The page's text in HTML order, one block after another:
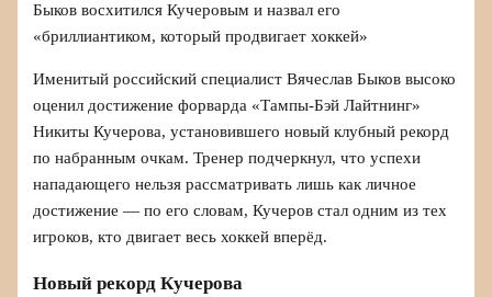
Быков восхитился Кучеровым и назвал его
«бриллиантиком, который продвигает хоккей»
Именитый российский специалист Вячеслав Быков высоко
оценил достижение форварда «Тампы-Бэй Лайтнинг»
Никиты Кучерова, установившего новый клубный рекорд
по набранным очкам. Тренер подчеркнул, что успехи
нападающего нельзя рассматривать лишь как личное
достижение — по его словам, Кучеров стал одним из тех
игроков, кто двигает весь хоккей вперёд.
Новый рекорд Кучерова